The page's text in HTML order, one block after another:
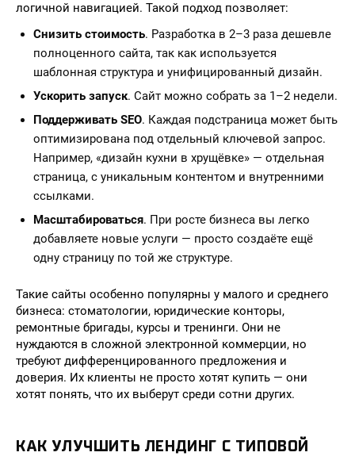
логичной навигацией. Такой подход позволяет:
Снизить стоимость. Разработка в 2–3 раза дешевле
полноценного сайта, так как используется
шаблонная структура и унифицированный дизайн.
Ускорить запуск. Сайт можно собрать за 1–2 недели.
Поддерживать SEO. Каждая подстраница может быть
оптимизирована под отдельный ключевой запрос.
Например, «дизайн кухни в хрущёвке» — отдельная
страница, с уникальным контентом и внутренними
ссылками.
Масштабироваться. При росте бизнеса вы легко
добавляете новые услуги — просто создаёте ещё
одну страницу по той же структуре.
Такие сайты особенно популярны у малого и среднего
бизнеса: стоматологии, юридические конторы,
ремонтные бригады, курсы и тренинги. Они не
нуждаются в сложной электронной коммерции, но
требуют дифференцированного предложения и
доверия. Их клиенты не просто хотят купить — они
хотят понять, что их выберут среди сотни других.
КАК УЛУЧШИТЬ ЛЕНДИНГ С ТИПОВОЙ